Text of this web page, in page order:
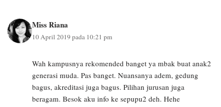
Miss Riana
10 April 2019 pada 10:21 pm
Wah kampusnya rekomended banget ya mbak buat anak2
generasi muda. Pas banget. Nuansanya adem, gedung
bagus, akreditasi juga bagus. Pilihan jurusan juga
beragam. Besok aku info ke sepupu2 deh. Hehe